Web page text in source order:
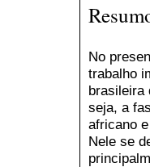
No
trabalho
brasileira
seja, a
africano
Nele se